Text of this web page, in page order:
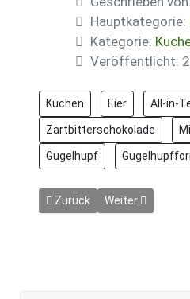
Hauptkategorie:
Kategorie:
Veröffentlicht:
Kuchen Eier All-in-
Zartbitterschokolade
Gugelhupf
Vorheriger Beitrag: Schoko-
Zurück Nächster
Weiter